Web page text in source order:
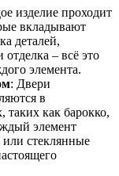
изделие проходит
вкладывают
деталей,
отделка – всё это
элемента.
: Двери
в
таких как барокко,
элемент
или стеклянные